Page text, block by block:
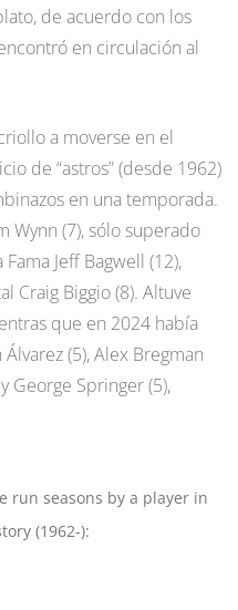
de acuerdo con los
en circulación al
a moverse en el
de “astros” (desde 1962)
en una temporada.
Wynn (7), sólo superado
Jeff Bagwell (12),
Craig Biggio (8). Altuve
que en 2024 había
(5), Alex Bregman
George Springer (5),
run seasons by a player in
(1962-):